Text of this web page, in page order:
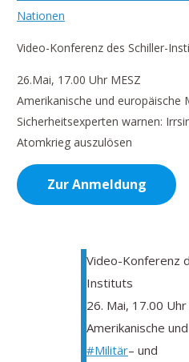
Nationen
Video-Konferenz des Schiller-
26.Mai, 17.00 Uhr MESZ
Amerikanische und europäische
Sicherheitsexperten warnen:
Atomkrieg auszulösen
Zur Anmeldung
Video-Konferenz
Instituts
26. Mai, 17.00 Uhr
Amerikanische
#Militär– und